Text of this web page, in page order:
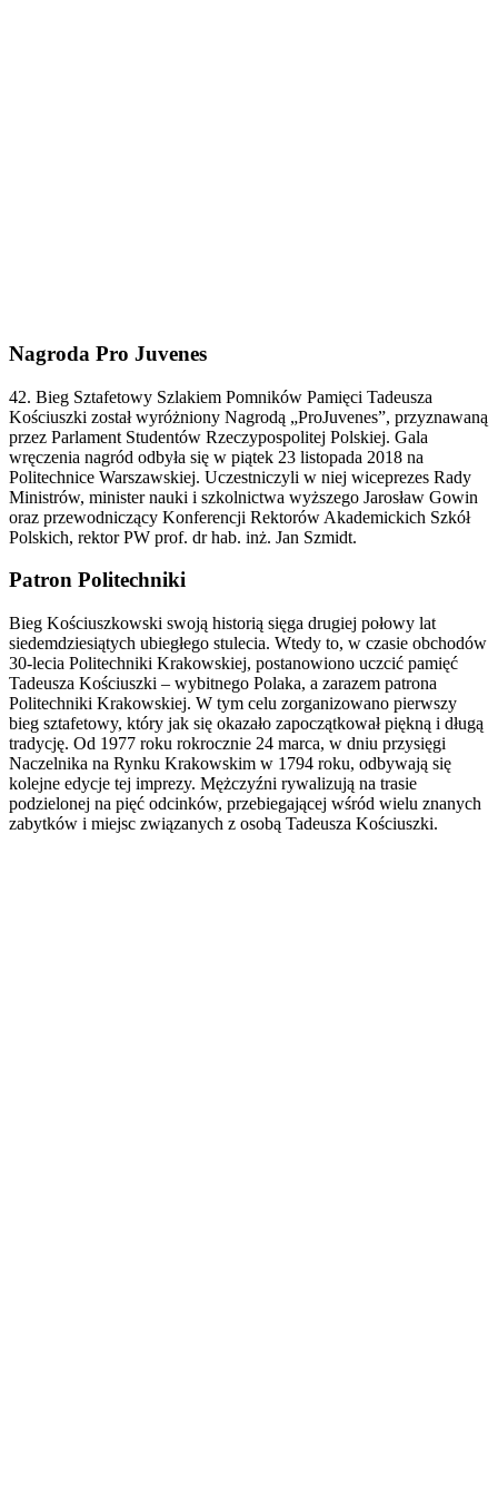
Nagroda Pro Juvenes
42. Bieg Sztafetowy Szlakiem Pomników Pamięci Tadeusza
Kościuszki został wyróżniony Nagrodą „ProJuvenes”, przyznawaną
przez Parlament Studentów Rzeczypospolitej Polskiej. Gala
wręczenia nagród odbyła się w piątek 23 listopada 2018 na
Politechnice Warszawskiej. Uczestniczyli w niej wiceprezes Rady
Ministrów, minister nauki i szkolnictwa wyższego Jarosław Gowin
oraz przewodniczący Konferencji Rektorów Akademickich Szkół
Polskich, rektor PW prof. dr hab. inż. Jan Szmidt.
Patron Politechniki
Bieg Kościuszkowski swoją historią sięga drugiej połowy lat
siedemdziesiątych ubiegłego stulecia. Wtedy to, w czasie obchodów
30-lecia Politechniki Krakowskiej, postanowiono uczcić pamięć
Tadeusza Kościuszki – wybitnego Polaka, a zarazem patrona
Politechniki Krakowskiej. W tym celu zorganizowano pierwszy
bieg sztafetowy, który jak się okazało zapoczątkował piękną i długą
tradycję. Od 1977 roku rokrocznie 24 marca, w dniu przysięgi
Naczelnika na Rynku Krakowskim w 1794 roku, odbywają się
kolejne edycje tej imprezy. Mężczyźni rywalizują na trasie
podzielonej na pięć odcinków, przebiegającej wśród wielu znanych
zabytków i miejsc związanych z osobą Tadeusza Kościuszki.